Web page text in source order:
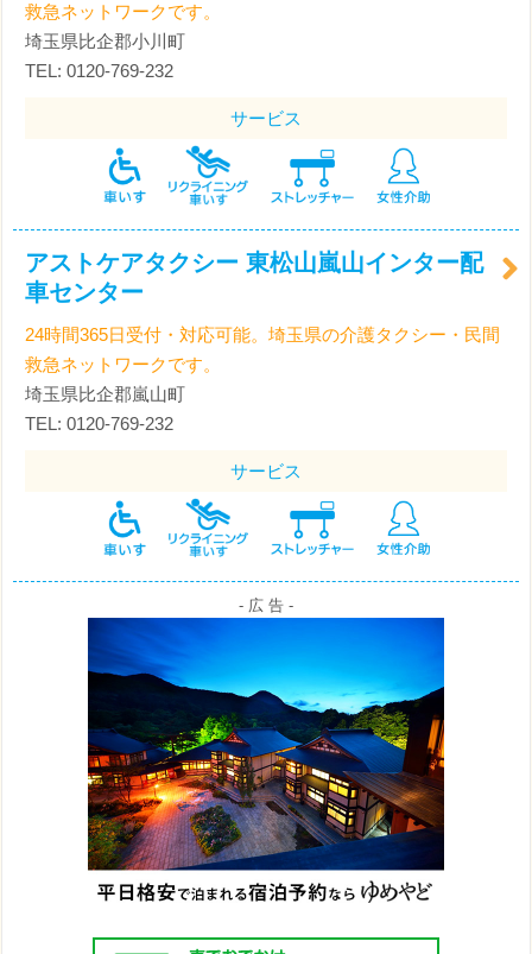
救急ネットワークです。
埼玉県比企郡小川町
TEL: 0120-769-232
サービス
アストケアタクシー 東松山嵐山インター配
車センター
24時間365日受付・対応可能。埼玉県の介護タクシー・民間
救急ネットワークです。
埼玉県比企郡嵐山町
TEL: 0120-769-232
サービス
- 広 告 -